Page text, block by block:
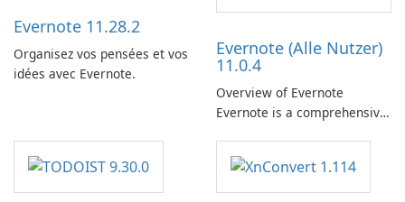
Evernote 11.28.2
Organisez vos pensées et vos
idées avec Evernote.
Evernote (Alle Nutzer)
11.0.4
Overview of Evernote
Evernote is a comprehensive
software designed to help
users capture, organize, and
access information across